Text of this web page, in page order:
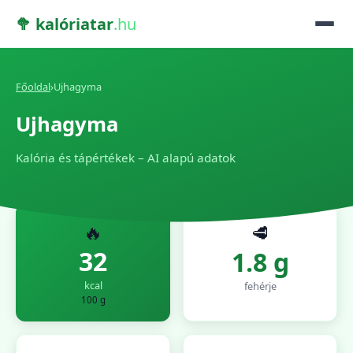
🥦 kalóriatar.hu
Főoldal›Ujhagyma
Ujhagyma
Kalória és tápértékek – AI alapú adatok
🔥
32
kcal
100 g
🥩
1.8 g
fehérje